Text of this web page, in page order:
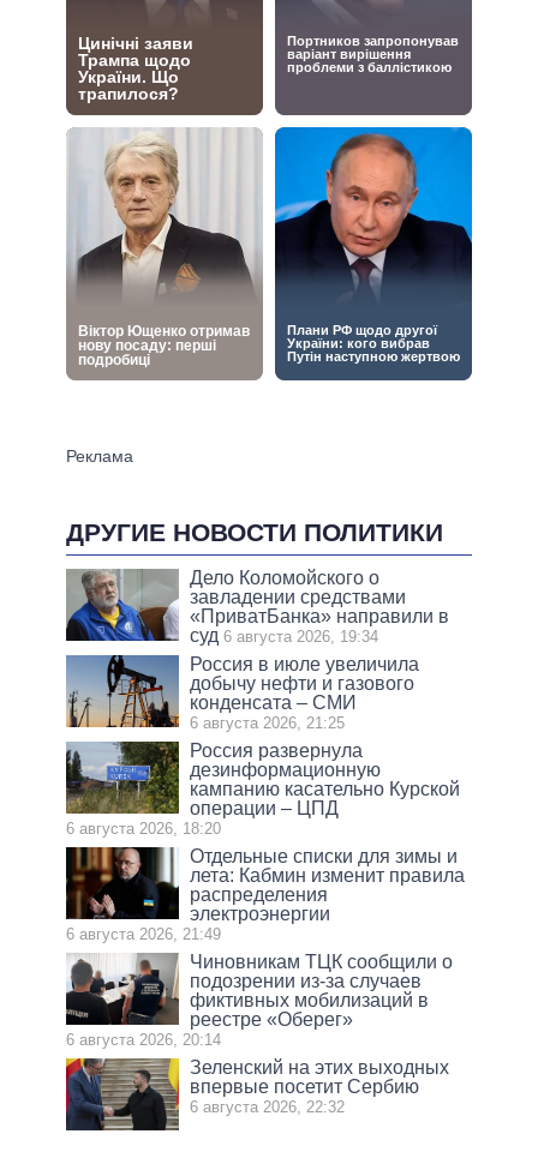
ДРУГИЕ НОВОСТИ ПОЛИТИКИ
Дело Коломойского о
завладении средствами
«ПриватБанка» направили в
суд 6 августа 2026, 19:34
Россия в июле увеличила
добычу нефти и газового
конденсата – СМИ
6 августа 2026, 21:25
Россия развернула
дезинформационную
кампанию касательно Курской
операции – ЦПД
6 августа 2026, 18:20
Отдельные списки для зимы и
лета: Кабмин изменит правила
распределения
электроэнергии
6 августа 2026, 21:49
Чиновникам ТЦК сообщили о
подозрении из-за случаев
фиктивных мобилизаций в
реестре «Оберег»
6 августа 2026, 20:14
Зеленский на этих выходных
впервые посетит Сербию
6 августа 2026, 22:32